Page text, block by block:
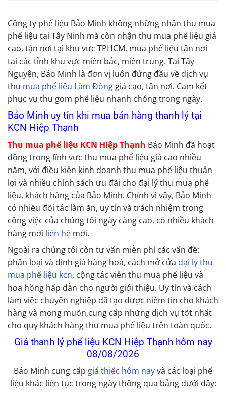
Công ty phế liệu Bảo Minh không những nhận thu mua
phế liệu tại Tây Ninh mà còn nhận thu mua phế liệu giá
cao, tận nơi tại khu vực TPHCM, mua phế liệu tận nơi
tại các tỉnh khu vực miền bắc, miền trung. Tại Tây
Nguyên, Bảo Minh là đơn vị luôn đứng đầu về dịch vụ
thu mua phế liệu Lâm Đồng giá cao, tận nơi. Cam kết
phục vụ thu gom phế liệu nhanh chóng trong ngày.
Bảo Minh uy tín khi mua bán hàng thanh lý tại
KCN Hiệp Thạnh
Thu mua phế liệu KCN Hiệp Thạnh Bảo Minh đã hoạt
động trong lĩnh vực thu mua phế liệu giá cao nhiều
năm, với điều kiện kinh doanh thu mua phế liệu thuận
lợi và nhiều chính sách ưu đãi cho đại lý thu mua phế
liệu, khách hàng của Bảo Minh. Chính vì vậy, Bảo Minh
có nhiều đối tác làm ăn, uy tín và trách nhiệm trong
công việc của chúng tôi ngày càng cao, có nhiều khách
hàng mới liên hệ mới.
Ngoài ra chúng tôi còn tư vấn miễn phí các vấn đề:
phân loại và định giá hàng hoá, cách mở cửa đại lý thu
mua phế liệu kcn, cộng tác viên thu mua phế liệu và
hoa hồng hấp dẫn cho người giới thiệu. Uy tín và cách
làm việc chuyên nghiệp đã tạo được niềm tin cho khách
hàng và mong muốn,cung cấp những dịch vụ tốt nhất
cho quý khách hàng thu mua phế liệu trên toàn quốc.
Giá thanh lý phế liệu KCN Hiệp Thạnh hôm nay
08/08/2026
Bảo Minh cung cấp giá thiếc hôm nayvà các loại phế
liệu khác liên tục trong ngày thông qua bảng dưới đây: